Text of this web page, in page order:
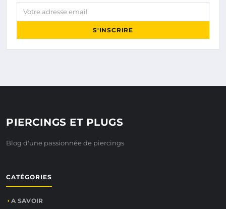
Votre adresse email
S'INSCRIRE
PIERCINGS ET PLUGS
Blog d'une passionnée de piercings
CATÉGORIES
A SAVOIR